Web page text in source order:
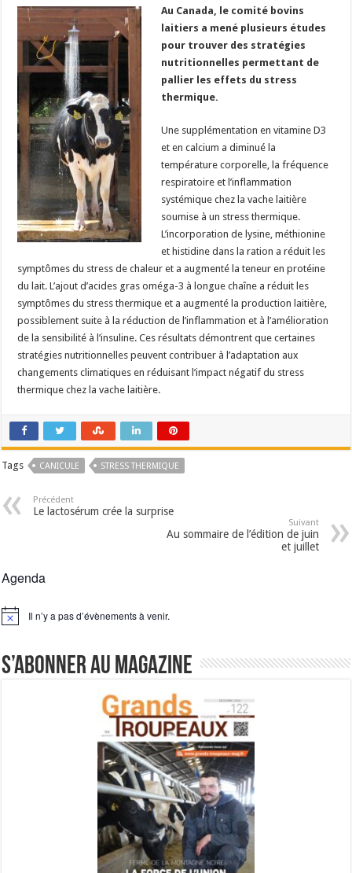
Un été fructueux pour Lactalis
Au Canada, le comité bovins
laitiers a mené plusieurs études
pour trouver des stratégies
nutritionnelles permettant de
pallier les effets du stress
thermique.
Une supplémentation en vitamine D3
et en calcium a diminué la
température corporelle, la fréquence
respiratoire et l’inflammation
systémique chez la vache laitière
soumise à un stress thermique.
L’incorporation de lysine, méthionine
et histidine dans la ration a réduit les
symptômes du stress de chaleur et a augmenté la teneur en protéine
du lait. L’ajout d’acides gras oméga-3 à longue chaîne a réduit les
symptômes du stress thermique et a augmenté la production laitière,
possiblement suite à la réduction de l’inflammation et à l’amélioration
de la sensibilité à l’insuline. Ces résultats démontrent que certaines
stratégies nutritionnelles peuvent contribuer à l’adaptation aux
changements climatiques en réduisant l’impact négatif du stress
thermique chez la vache laitière.
Tags CANICULE STRESS THERMIQUE
Précédent
Le lactosérum crée la surprise
Suivant
Au sommaire de l’édition de juin
et juillet
Agenda
Notice Il n’y a pas d’évènements à venir.
S’abonner au magazine